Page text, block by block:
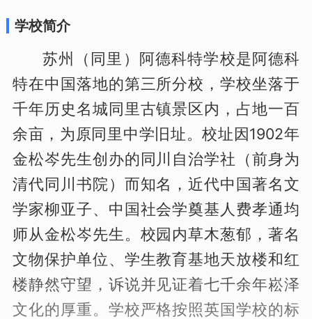
学校简介
苏州（同里）阿德科特学校是阿德科
特在中国落地的第三所分校，学校坐落于
千年历史名城同里古镇景区内，占地一百
余亩，为原同里中学旧址。校址因1902年
金松岑先生创办的同川自治学社（前身为
清代同川书院）而知名，近代中国著名文
学家柳亚子、中国社会学奠基人费孝通均
师从金松岑先生。校园内草木葱郁，著名
文物保护单位、学生教育基地天放楼和红
楼静然守望，诉说并见证着七千余年崧泽
文化的厚重。学校严格按照英国学校的标